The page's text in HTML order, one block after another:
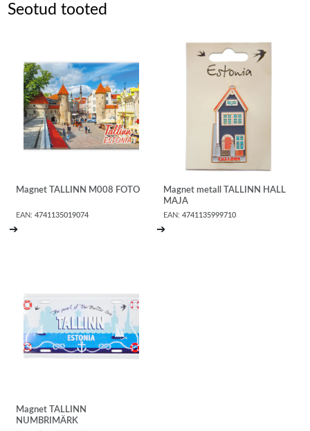
Seotud tooted
Magnet TALLINN M008 FOTO
EAN:4741135019074
➔
Magnet metall TALLINN HALL
MAJA
EAN:4741135999710
➔
Magnet TALLINN
NUMBRIMÄRK